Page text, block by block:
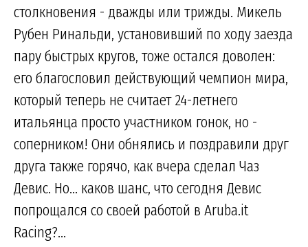
столкновения - дважды или трижды. Микель
Рубен Ринальди, установивший по ходу заезда
пару быстрых кругов, тоже остался доволен:
его благословил действующий чемпион мира,
который теперь не считает 24-летнего
итальянца просто участником гонок, но -
соперником! Они обнялись и поздравили друг
друга также горячо, как вчера сделал Чаз
Девис. Но... каков шанс, что сегодня Девис
попрощался со своей работой в Aruba.it
Racing?...